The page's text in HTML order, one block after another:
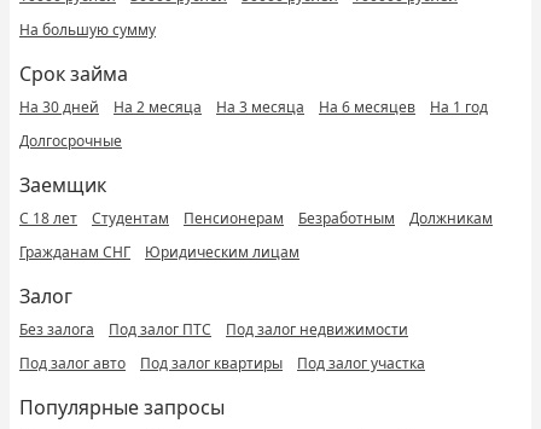
На большую сумму
Срок займа
На 30 дней На 2 месяца На 3 месяца На 6 месяцев
На 1 год
Долгосрочные
Заемщик
С 18 лет Студентам Пенсионерам Безработным
Должникам
Гражданам СНГ
Юридическим лицам
Залог
Без залога Под залог ПТС
Под залог недвижимости
Под залог авто
Под залог квартиры Под залог участка
Популярные запросы